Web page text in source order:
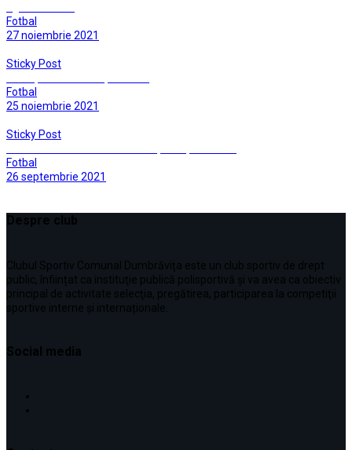
Fotbal
27 noiembrie 2021
Sticky Post
Fotbal
25 noiembrie 2021
Sticky Post
Fotbal
26 septembrie 2021
Despre club
Clubul Sportiv Comunal Dumbrăvița este un club sportiv de drept
public, înființat ca instituţie publică polisportivă și va avea ca obiectiv
principal de activitate selecţia, pregătirea, participarea la competiţii
sportive interne şi internaționale.
Social media